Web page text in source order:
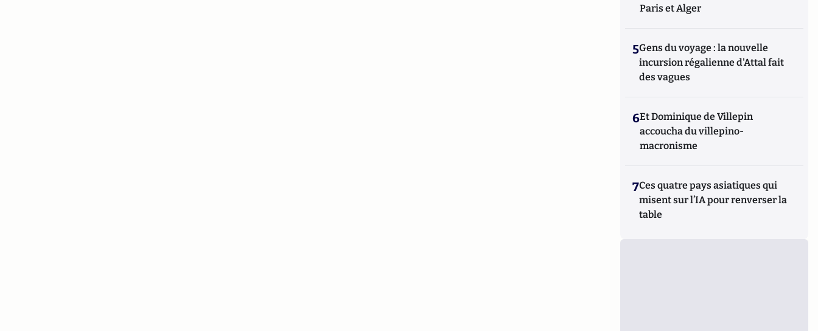
Paris et Alger
5Gens du voyage : la nouvelle
incursion régalienne d'Attal fait
des vagues
6Et Dominique de Villepin
accoucha du villepino-
macronisme
7Ces quatre pays asiatiques qui
misent sur l’IA pour renverser la
table